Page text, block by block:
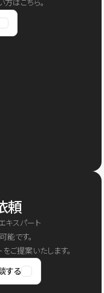
はこちら。
頼
キスパート
能です。
ご提案いたします。
する